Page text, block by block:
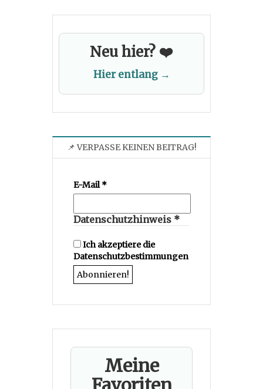
Neu hier? ❤️
Hier entlang →
📌 VERPASSE KEINEN BEITRAG!
E-Mail*
Datenschutzhinweis *
Ich akzeptiere die
Datenschutzbestimmungen
Meine